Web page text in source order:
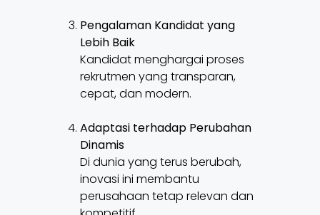
Pengalaman Kandidat yang
Lebih Baik
Kandidat menghargai proses
rekrutmen yang transparan,
cepat, dan modern.
Adaptasi terhadap Perubahan
Dinamis
Di dunia yang terus berubah,
inovasi ini membantu
perusahaan tetap relevan dan